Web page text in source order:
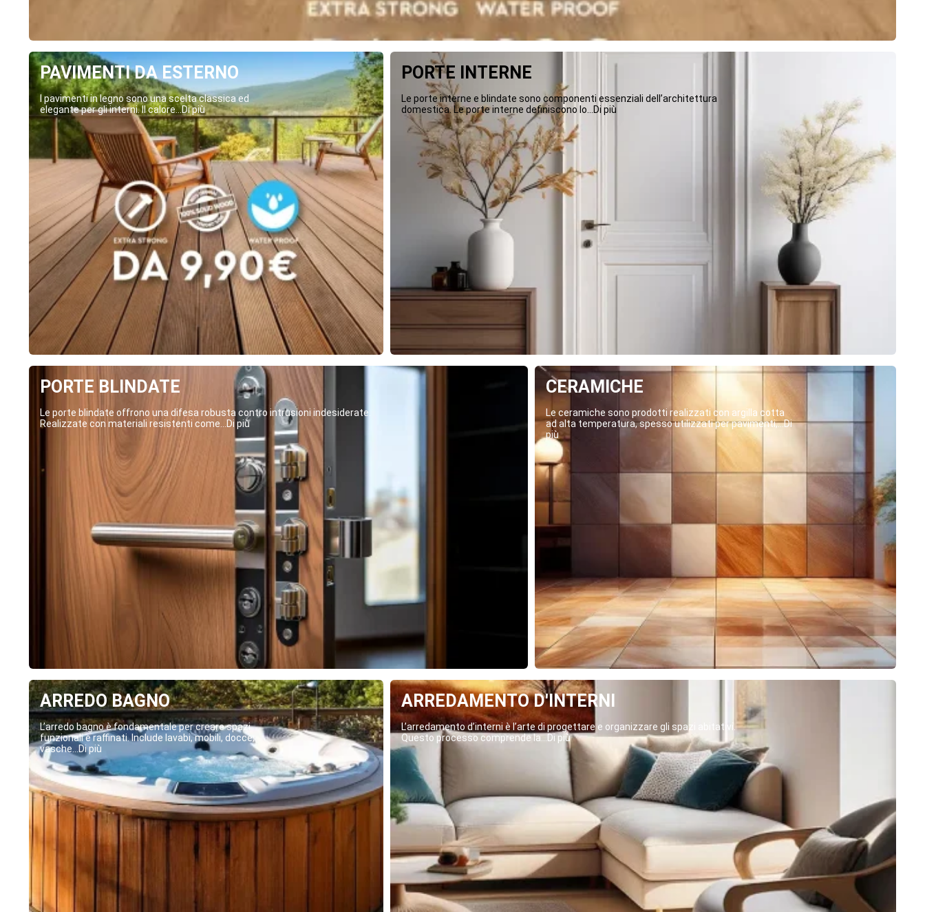
PAVIMENTI DA ESTERNO
I pavimenti in legno sono una scelta classica ed
elegante per gli interni. Il calore...Di più
PORTE INTERNE
Le porte interne e blindate sono componenti essenziali dell’architettura
domestica. Le porte interne definiscono lo...Di più
PORTE BLINDATE
Le porte blindate offrono una difesa robusta contro intrusioni indesiderate.
Realizzate con materiali resistenti come...Di più
CERAMICHE
Le ceramiche sono prodotti realizzati con argilla cotta
ad alta temperatura, spesso utilizzati per pavimenti,...Di
più
ARREDO BAGNO
L’arredo bagno è fondamentale per creare spazi
funzionali e raffinati. Include lavabi, mobili, docce,
vasche...Di più
ARREDAMENTO D'INTERNI
L’arredamento d’interni è l’arte di progettare e organizzare gli spazi abitativi.
Questo processo comprende la...Di più